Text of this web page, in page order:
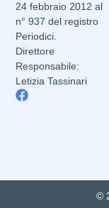
24 febbraio 2012 al
n° 937 del registro
Periodici.
Direttore
Responsabile:
Letizia Tassinari
©